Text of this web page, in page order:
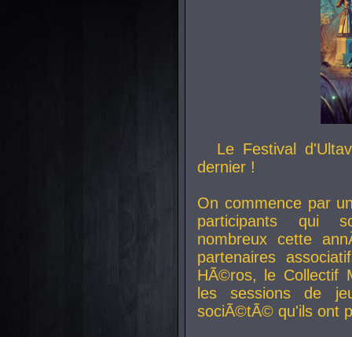
Le Festival
dernier !
On commence par
participants qui
nombreux cette
partenaires
HÃ©ros, le Collectif
les sessions de
sociÃ©tÃ© qu'ils ont